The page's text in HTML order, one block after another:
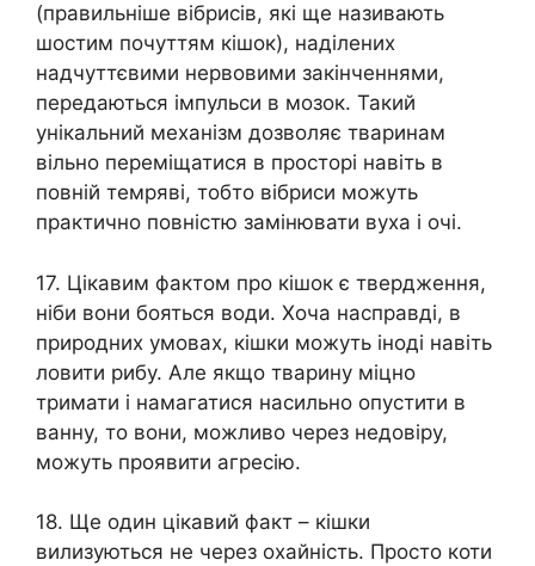
(правильніше вібрисів, які ще називають
шостим почуттям кішок), наділених
надчуттєвими нервовими закінченнями,
передаються імпульси в мозок. Такий
унікальний механізм дозволяє тваринам
вільно переміщатися в просторі навіть в
повній темряві, тобто вібриси можуть
практично повністю замінювати вуха і очі.
17. Цікавим фактом про кішок є твердження,
ніби вони бояться води. Хоча насправді, в
природних умовах, кішки можуть іноді навіть
ловити рибу. Але якщо тварину міцно
тримати і намагатися насильно опустити в
ванну, то вони, можливо через недовіру,
можуть проявити агресію.
18. Ще один цікавий факт – кішки
вилизуються не через охайність. Просто коти